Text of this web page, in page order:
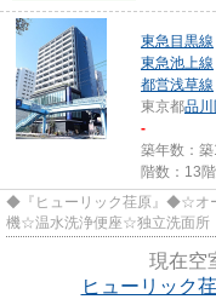
東急目黒線
東急池上線
都営浅草線
東京都品川
-
築年数：
階数：13
◆『ヒューリック荏原』◆☆オ
機☆温水洗浄便座☆独立洗面所
現在空
ヒューリック